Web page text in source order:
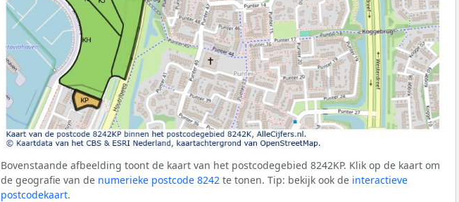
Bovenstaande afbeelding toont de kaart van het postcodegebied 8242KP. Klik op de kaart om
de geografie van de numerieke postcode 8242 te tonen. Tip: bekijk ook de interactieve
postcodekaart.